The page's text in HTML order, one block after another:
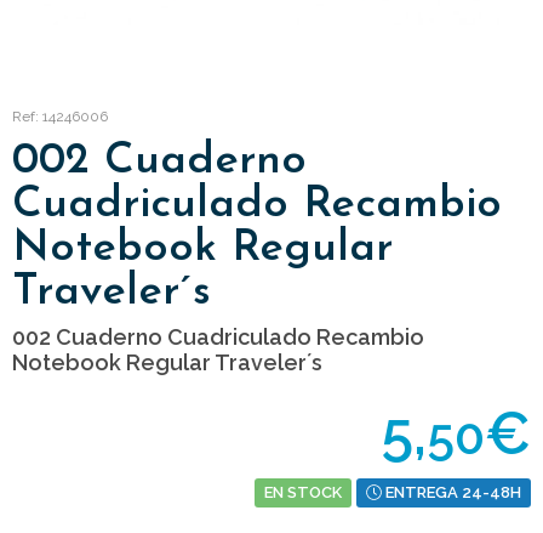
Ref: 14246006
002 Cuaderno
Cuadriculado Recambio
Notebook Regular
Traveler´s
002 Cuaderno Cuadriculado Recambio
Notebook Regular Traveler´s
5,50€
EN STOCK ENTREGA 24-48H